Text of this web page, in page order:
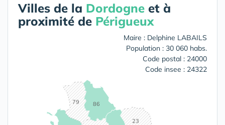
Villes de la Dordogne et à
proximité de Périgueux
Maire : Delphine LABAILS
Population : 30 060 habs.
Code postal : 24000
Code insee : 24322
23
79 86